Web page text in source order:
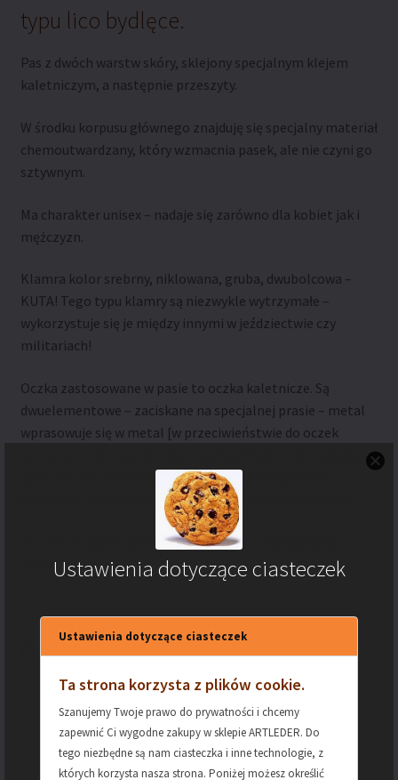
typu lico bydlęce.
Pas z dwóch warstw skóry, sklejony specjalnym klejem
kaletniczym, a następnie przeszyty.
W środku korpusu głównego znajduję się specjalny materiał
chemoutwardzany, który wzmacnia pasek, ale nie czyni go
sztywnym.
Ma charakter unisex – nadaje się zarówno dla kobiet jak i
mężczyzn.
Klamra kolor srebrny, niklowana, gruba, dwubolcowa –
KUTA! Tego typu klamry są niezwykle wytrzymałe –
wykorzystuje się je między innymi w jeździectwie czy
militariach!
Oczka zastosowane w pasie to oczka kaletnicze. Są
dwuelementowe – zaciskane na specjalnej prasie – metal
wprasowuje się w metal [w przeciwieństwie do oczek
gdzie po zaprasowaniu od spodu oczko przypomina
słoneczko, po czasie tego typu oczka często wypadają].
Na całej długości ozdobne nity / ćwieki, zaprasowane na
prasie.
Opis Techniczny
MATERIAŁ –
SKÓRA
Skóra naturalna bydlęca
Ustawienia dotyczące ciasteczek
Ustawienia dotyczące ciasteczek
Ta strona korzysta z plików cookie.
Szanujemy Twoje prawo do prywatności i chcemy
zapewnić Ci wygodne zakupy w sklepie ARTLEDER. Do
tego niezbędne są nam ciasteczka i inne technologie, z
których korzysta nasza strona. Poniżej możesz określić